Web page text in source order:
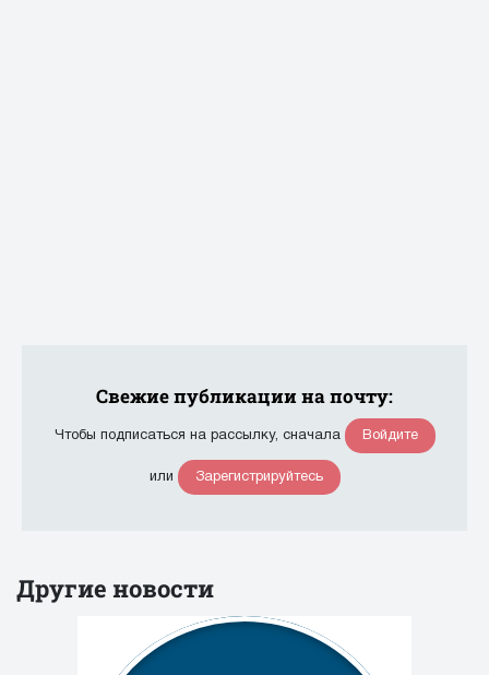
Свежие публикации на почту:
Чтобы подписаться на рассылку, сначала Войдите
или Зарегистрируйтесь
Другие новости